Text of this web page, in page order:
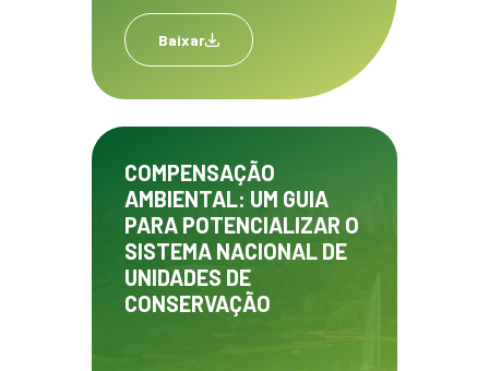
Baixar
COMPENSAÇÃO
AMBIENTAL: UM GUIA
PARA POTENCIALIZAR O
SISTEMA NACIONAL DE
UNIDADES DE
CONSERVAÇÃO